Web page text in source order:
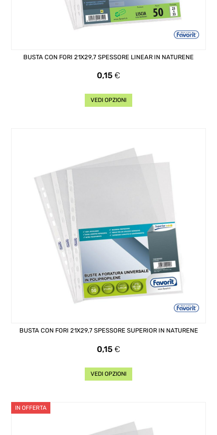
BUSTA CON FORI 21X29,7 SPESSORE LINEAR IN NATURENE
Prezzo
0,15 €
VEDI OPZIONI
BUSTA CON FORI 21X29,7 SPESSORE SUPERIOR IN NATURENE
Prezzo
0,15 €
VEDI OPZIONI
IN OFFERTA